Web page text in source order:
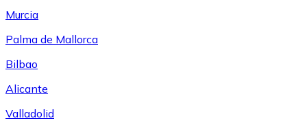
Murcia
Palma de Mallorca
Bilbao
Alicante
Valladolid